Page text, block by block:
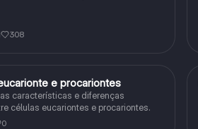
308
e procariontes
características e diferenças
células eucariontes e procariontes.
0